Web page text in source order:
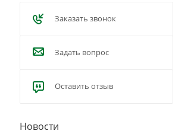
Заказать звонок
Задать вопрос
Оставить отзыв
Новости